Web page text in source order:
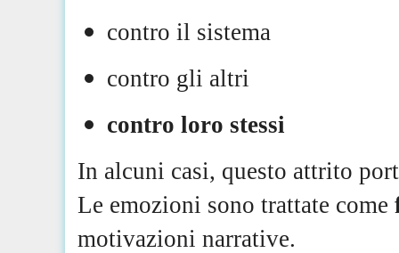
contro il sistema
contro gli altri
contro loro stessi
In alcuni casi, questo attrito
Le emozioni sono trattate come
motivazioni narrative.